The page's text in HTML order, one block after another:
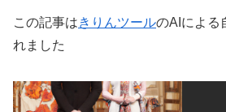
この記事はきりんツールのAIによる
れました